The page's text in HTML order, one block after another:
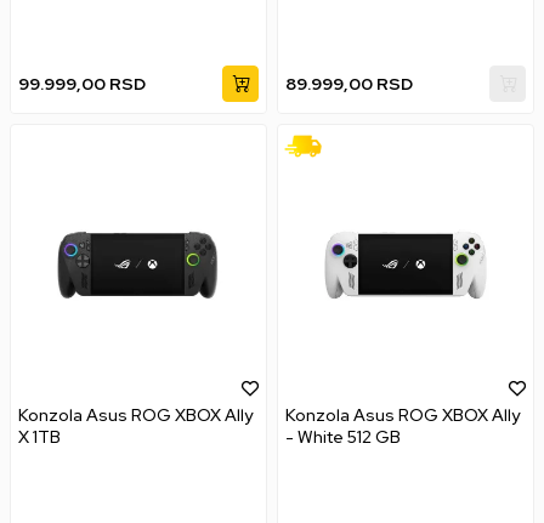
99.999,00 RSD 89.999,00 RSD
Konzola Asus ROG XBOX Ally
X 1TB
Konzola Asus ROG XBOX Ally
- White 512 GB